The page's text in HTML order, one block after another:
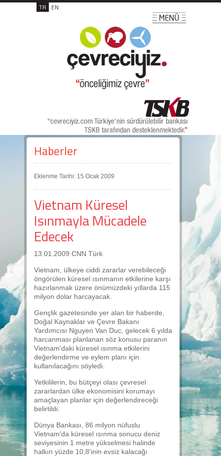
TR EN
Haberler
Eklenme Tarihi: 15 Ocak 2009
Vietnam Küresel
Isınmayla Mücadele
Edecek
13.01.2009 CNN Türk
Vietnam, ülkeye ciddi zararlar verebileceği
öngörülen küresel ısınmanın etkilerine karşı
hazırlanmak üzere önümüzdeki yıllarda 115
milyon dolar harcayacak.
Gençlik gazetesinde yer alan bir haberde,
Doğal Kaynaklar ve Çevre Bakanı
Yardımcısı Nguyen Van Duc, gelecek 6 yılda
harcanması planlanan söz konusu paranın
Vietnam'daki küresel ısınma etkilerini
değerlendirme ve eylem planı için
kullanılacağını söyledi.
Yetkililerin, bu bütçeyi olası çevresel
zararlardan ülke ekonomisini korumayı
amaçlayan planlar için değerlendireceği
belirtildi.
Dünya Bankası, 86 milyon nüfuslu
Vietnam'da küresel ısınma sonucu deniz
seviyesinin 1 metre yükselmesi halinde
halkın yüzde 10,8'inin evsiz kalacağı